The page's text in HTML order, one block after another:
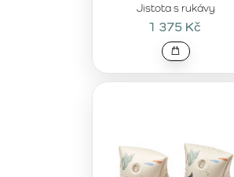
Jistota s rukávy
1 375 Kč